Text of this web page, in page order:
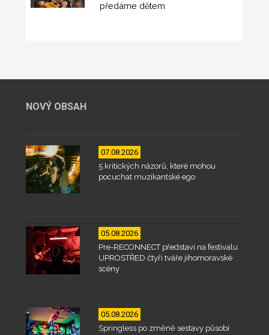
předáme dětem
NOVÝ OBSAH
07.08.2026
5 kritických názorů, které mohou
pocuchat muzikantské ego
05.08.2026
Pre-RECONNECT představí na festivalu
UPROSTŘED čtyři tváře jihomoravské
scény
05.08.2026
Springless po změně sestavy působí